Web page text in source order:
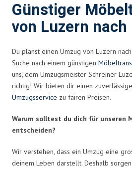
Günstiger
von Luzern
Du planst einen Umzug von Luzern
Suche nach einem günstigen
uns, dem Umzugsmeister Schreiner
richtig! Wir bieten dir einen
Umzugsservice zu fairen Preisen.
Warum solltest du dich für unseren
entscheiden?
Wir verstehen, dass ein Umzug eine
deinem Leben darstellt. Deshalb